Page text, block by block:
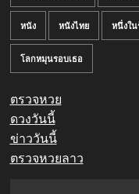
หนัง หนังไทย หนึ่งใน
โลกหมุนรอบเธอ
ตรวจหวย
ดวงวันนี้
ข่าววันนี้
ตรวจหวยลาว